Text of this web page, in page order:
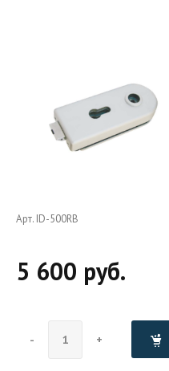
Арт. ID-500RB
5 600 руб.
- +